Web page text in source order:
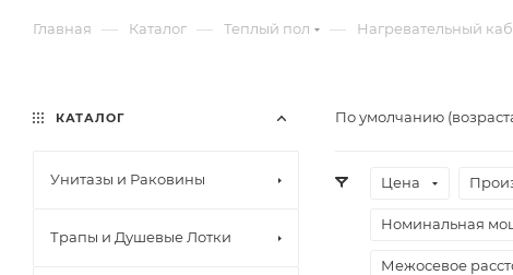
Главная — Каталог — Теплый пол — Нагревательный
По умолчанию
Цена
Номинальная
Межосевое
КАТАЛОГ
Унитазы и Раковины
Трапы и Душевые Лотки